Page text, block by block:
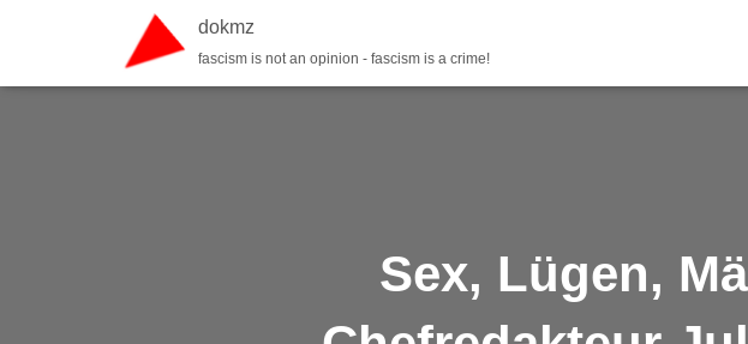
dokmz
fascism is not an opinion - fascism is a crime!
Sex, Lügen,